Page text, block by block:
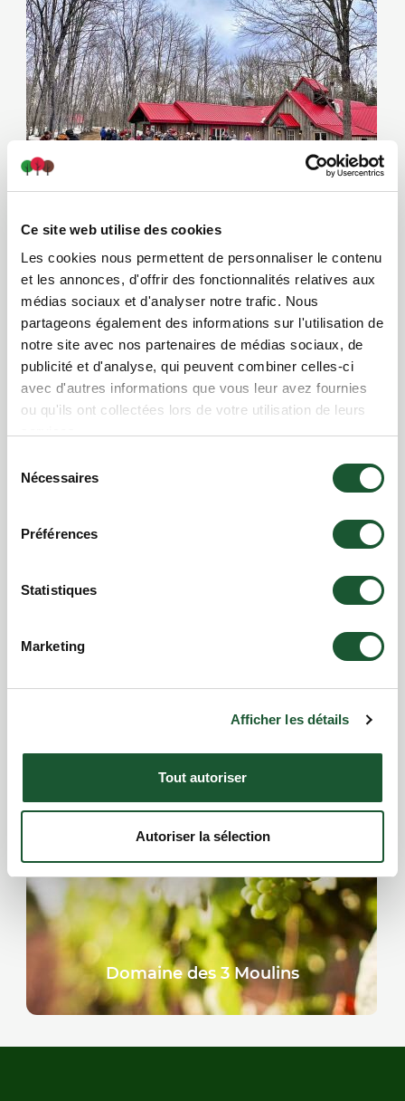
Ce site web utilise des cookies
Les cookies nous permettent de personnaliser le contenu
et les annonces, d'offrir des fonctionnalités relatives aux
médias sociaux et d'analyser notre trafic. Nous
partageons également des informations sur l'utilisation de
notre site avec nos partenaires de médias sociaux, de
publicité et d'analyse, qui peuvent combiner celles-ci
avec d'autres informations que vous leur avez fournies
ou qu'ils ont collectées lors de votre utilisation de leurs
Nécessaires
Préférences
Statistiques
Marketing
Afficher les détails
Tout autoriser
Autoriser la sélection
Cabane à Sucre
Domaine des 3 Moulins